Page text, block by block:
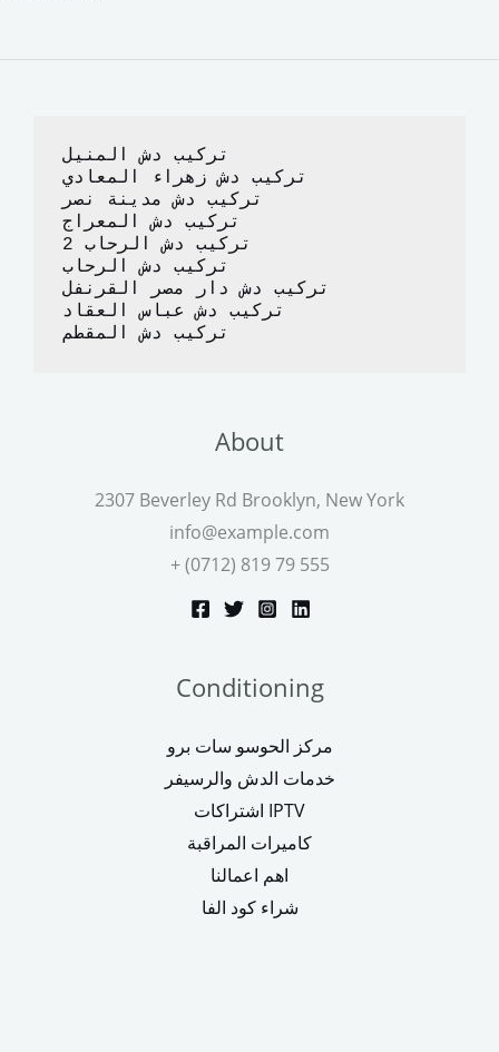
b d
n
تركيب دش المنيل
تركيب دش زهراء المعادي
تركيب دش مدينة نصر
تركيب دش الرحاب 2
تركيب دش الرحاب
تركيب دش دار مصر القرنفل
تركيب دش عباس العقاد
تركيب دش المقطم
About
2307 Beverley Rd Brooklyn, New York
info@example.com
+ (0712) 819 79 555
Conditioning
مركز الحوسو سات برو
خدمات الدش والرسيفر
اشتراكات IPTV
كاميرات المراقبة
اهم اعمالنا
شراء كود الفا